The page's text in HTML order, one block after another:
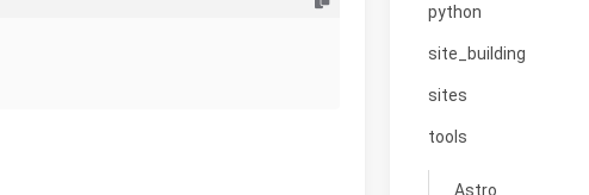
python
site_building
sites
tools
Astro